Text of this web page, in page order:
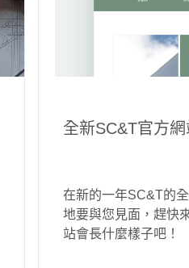
全新SC&T官方網
在新的一年SC&T的
地要與您見面，趕快
站會長什麼樣子吧！